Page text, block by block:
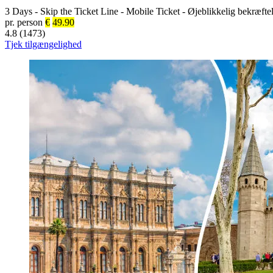
3 Days - Skip the Ticket Line - Mobile Ticket - Øjeblikkelig
pr. person € 49.90
4.8 (1473)
Tjek tilgængelighed